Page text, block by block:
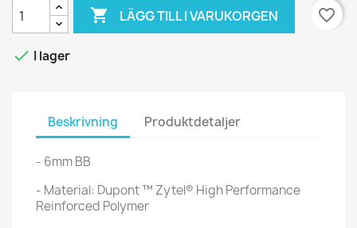
 LÄGG TILL I VARUKORGEN favorite_border
 I lager
Beskrivning Produktdetaljer
- 6mm BB
- Material: Dupont ™ Zytel® High Performance
Reinforced Polymer